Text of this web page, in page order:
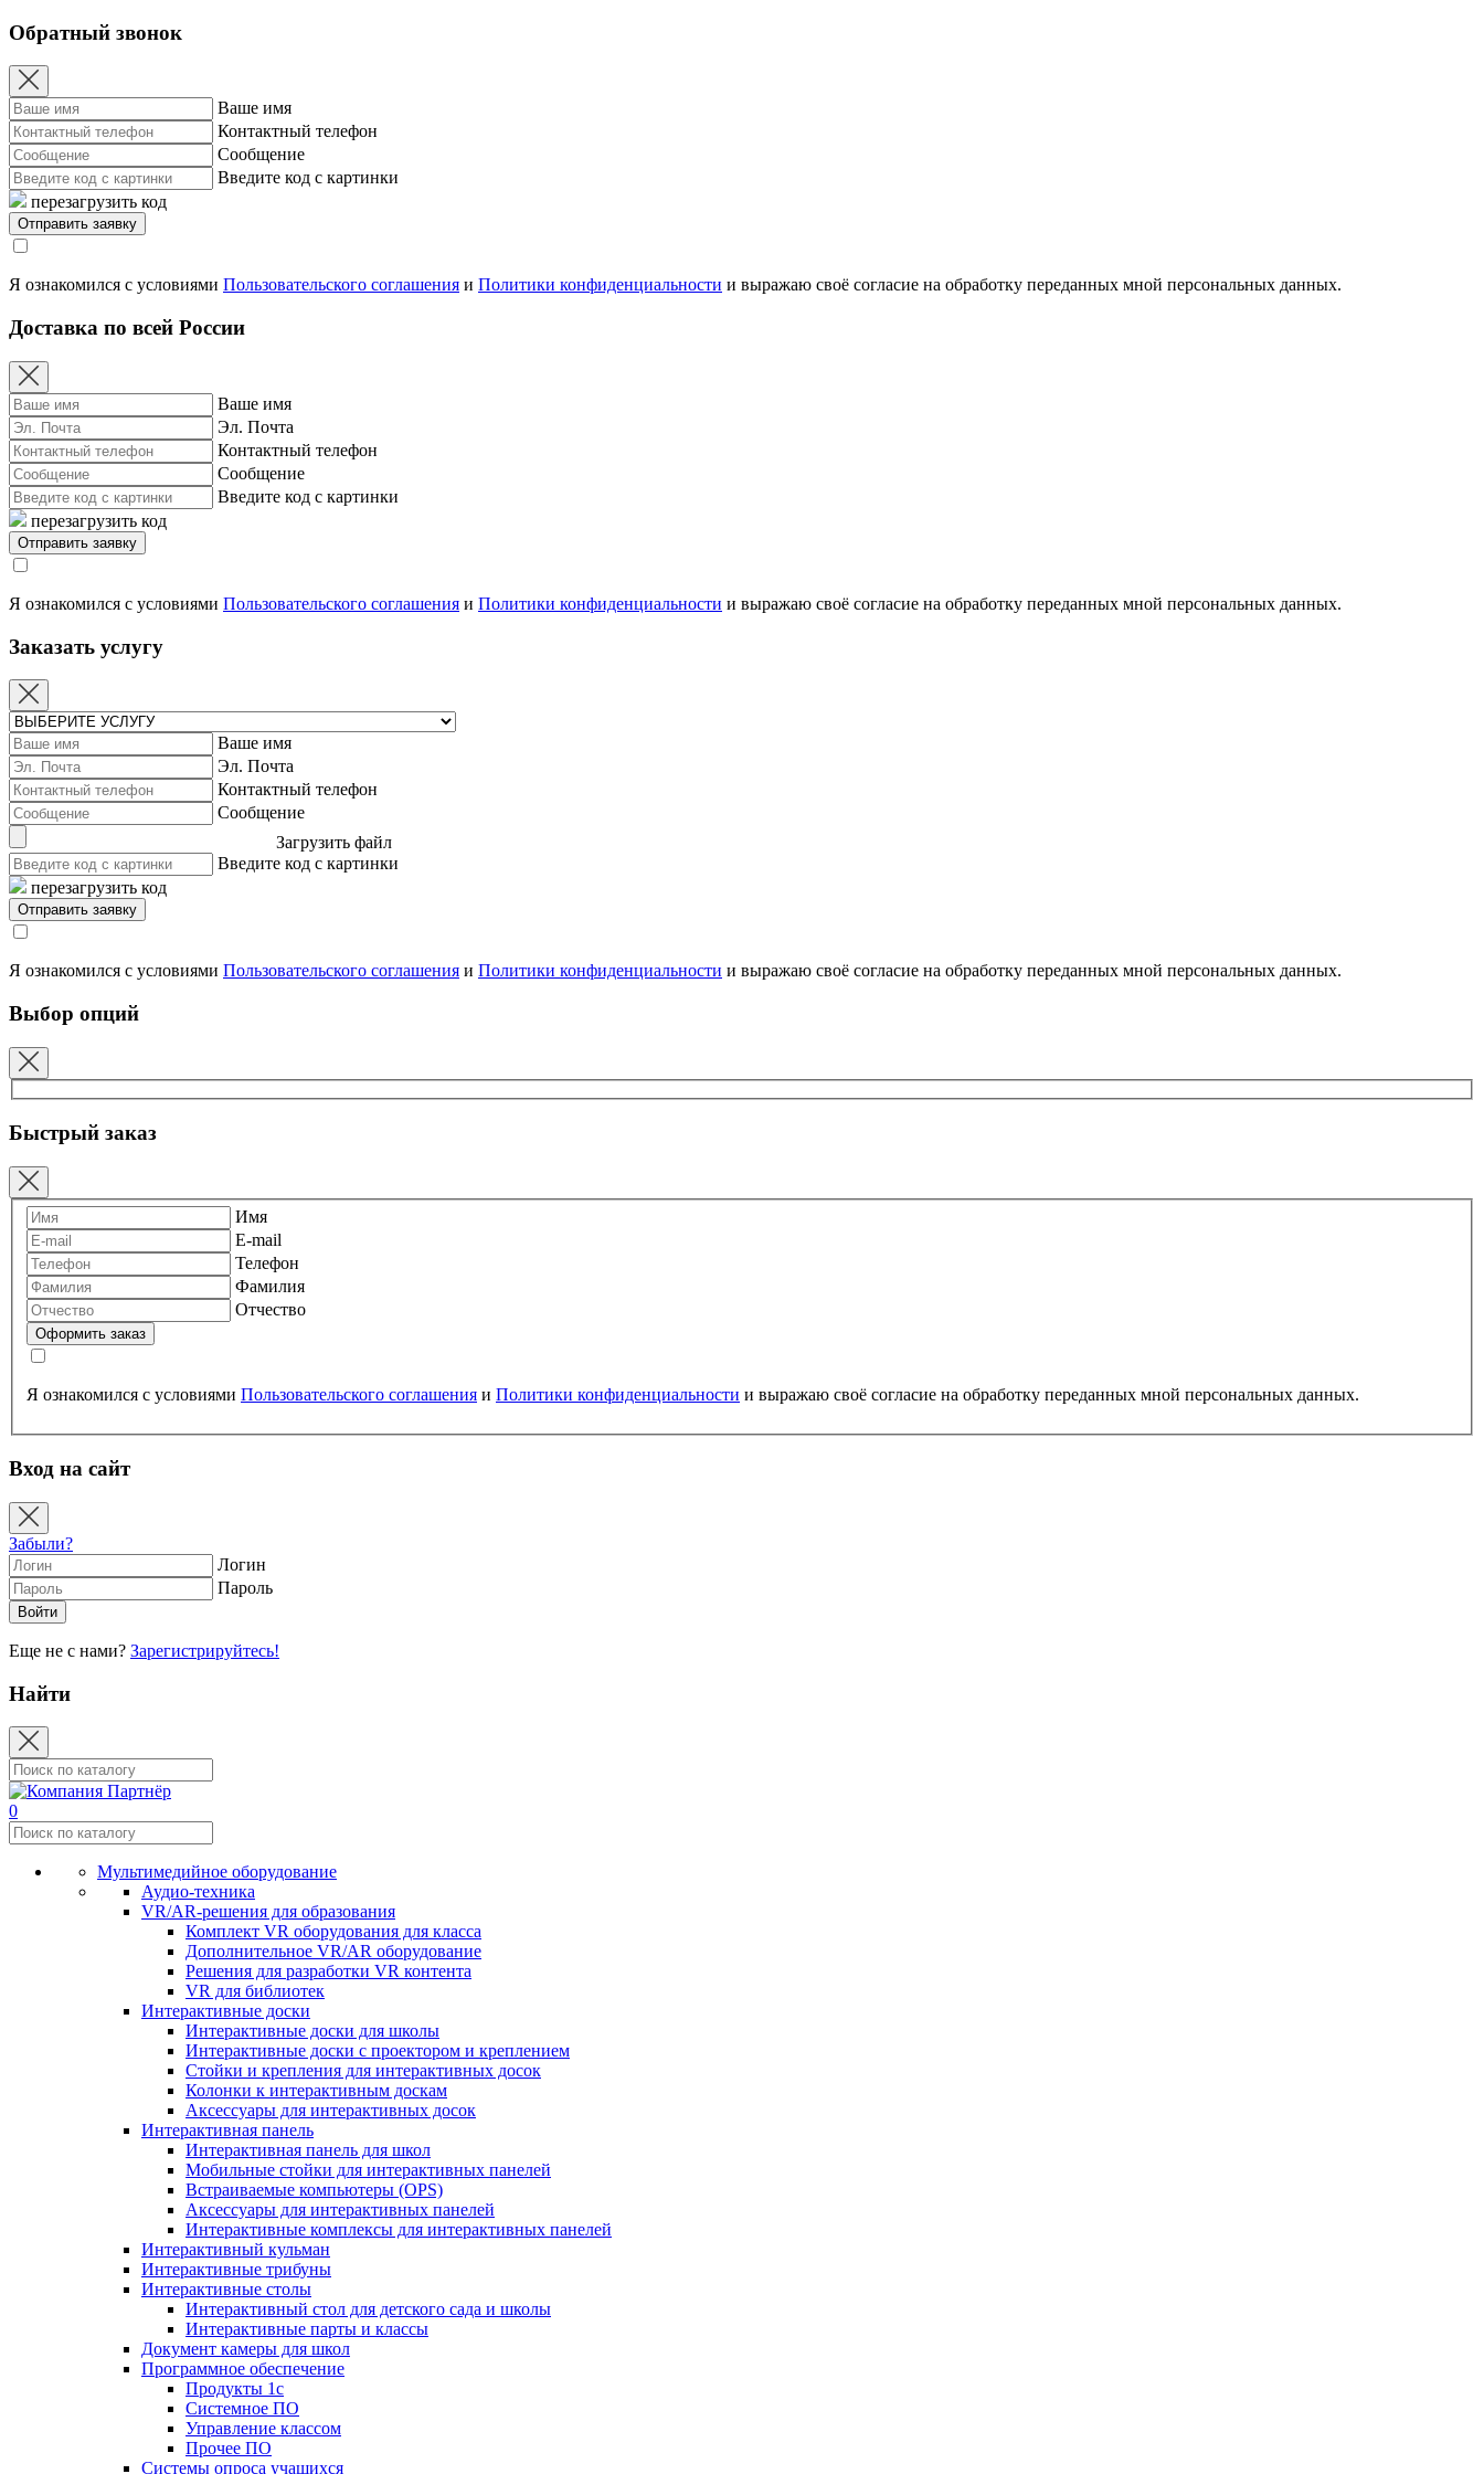
Обратный звонок
Ваше имя
Контактный телефон
Сообщение
Введите код с картинки
перезагрузить код
Я ознакомился с условиями Пользовательского соглашения и Политики конфиденциальности и выражаю своё согласие на обработку переданных мной персональных данных.
Доставка по всей России
Ваше имя
Эл. Почта
Контактный телефон
Сообщение
Введите код с картинки
перезагрузить код
Я ознакомился с условиями Пользовательского соглашения и Политики конфиденциальности и выражаю своё согласие на обработку переданных мной персональных данных.
Заказать услугу
Ваше имя
Эл. Почта
Контактный телефон
Сообщение
Загрузить файл
Введите код с картинки
перезагрузить код
Я ознакомился с условиями Пользовательского соглашения и Политики конфиденциальности и выражаю своё согласие на обработку переданных мной персональных данных.
Выбор опций
Быстрый заказ
Имя
E-mail
Телефон
Фамилия
Отчество
Я ознакомился с условиями Пользовательского соглашения и Политики конфиденциальности и выражаю своё согласие на обработку переданных мной персональных данных.
Вход на сайт
Забыли?
Логин
Пароль
Еще не с нами? Зарегистрируйтесь!
Найти
0
Мультимедийное оборудование
Аудио-техника
VR/AR-решения для образования
Комплект VR оборудования для класса
Дополнительное VR/AR оборудование
Решения для разработки VR контента
VR для библиотек
Интерактивные доски
Интерактивные доски для школы
Интерактивные доски с проектором и креплением
Стойки и крепления для интерактивных досок
Колонки к интерактивным доскам
Аксессуары для интерактивных досок
Интерактивная панель
Интерактивная панель для школ
Мобильные стойки для интерактивных панелей
Встраиваемые компьютеры (OPS)
Аксессуары для интерактивных панелей
Интерактивные комплексы для интерактивных панелей
Интерактивный кульман
Интерактивные трибуны
Интерактивные столы
Интерактивный стол для детского сада и школы
Интерактивные парты и классы
Документ камеры для школ
Программное обеспечение
Продукты 1с
Системное ПО
Управление классом
Прочее ПО
Системы опроса учащихся